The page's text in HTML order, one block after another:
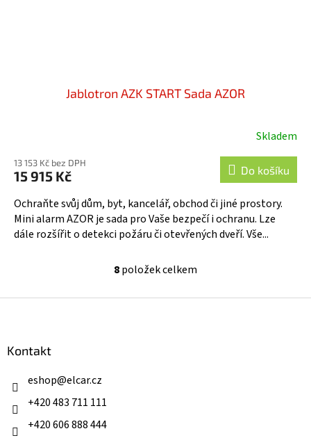
Jablotron AZK START Sada AZOR
produktu
je
3,9
z
5
Skladem
13 153 Kč bez DPH
15 915 Kč Do košíku
Ochraňte svůj dům, byt, kancelář, obchod či jiné prostory.
Mini alarm AZOR je sada pro Vaše bezpečí i ochranu. Lze
dále rozšířit o detekci požáru či otevřených dveří. Vše...
O
l
8položek celkem
Kontakt
eshop@elcar.cz
+420 483 711 111
+420 606 888 444